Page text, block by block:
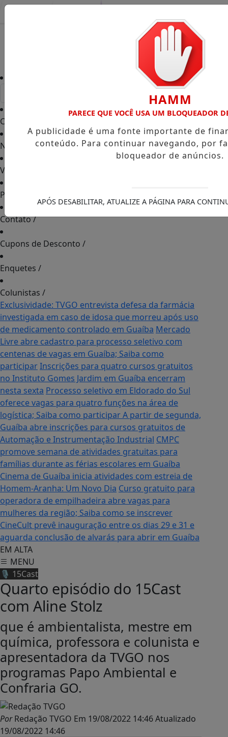
Capa
Notícias /
Vídeos TVGO
PODCAST
Contato/
Cupons de Desconto /
Enquetes /
Colunistas /
Exclusividade: TVGO entrevista defesa da farmácia
investigada em caso de idosa que morreu após uso
de medicamento controlado em Guaíba Mercado
Livre abre cadastro para processo seletivo com
centenas de vagas em Guaíba; Saiba como
participarInscrições para quatro cursos gratuitos
no Instituto Gomes Jardim em Guaíba encerram
nesta sexta Processo seletivo em Eldorado do Sul
oferece vagas para quatro funções na área de
logística; Saiba como participarA partir de segunda,
Guaíba abre inscrições para cursos gratuitos de
Automação e Instrumentação Industrial CMPC
promove semana de atividades gratuitas para
famílias durante as férias escolares em Guaíba
Cinema de Guaíba inicia atividades com estreia de
Homem-Aranha: Um Novo Dia Curso gratuito para
operadora de empilhadeira abre vagas para
mulheres da região; Saiba como se inscrever
CineCult prevê inauguração entre os dias 29 e 31 e
aguarda conclusão de alvarás para abrir em Guaíba
EM ALTA
MENU
🎙️ 15Cast
Quarto episódio do 15Cast
com Aline Stolz
que é ambientalista, mestre em
química, professora e colunista e
apresentadora da TVGO nos
programas Papo Ambiental e
Confraria GO.
PorRedação TVGO Em 19/08/2022 14:46Atualizado
19/08/2022 14:46
HAMM
PARECE QUE VOCÊ USA UM BLOQUEADOR
A publicidade é uma fonte importante de
conteúdo. Para continuar navegando, por
bloqueador de anúncios.
APÓS DESABILITAR, ATUALIZE A PÁGINA PARA